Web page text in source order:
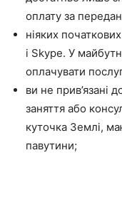
оплату за
ніяких
і Skype. У
оплачувати
ви не прив’язані
заняття або
куточка Землі,
павутини;